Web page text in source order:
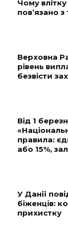
Чому влітку
пов’язано
Верховна
рівень
безвісти
Від 1
правила:
або 15%,
У Данії
біженців:
прихистку